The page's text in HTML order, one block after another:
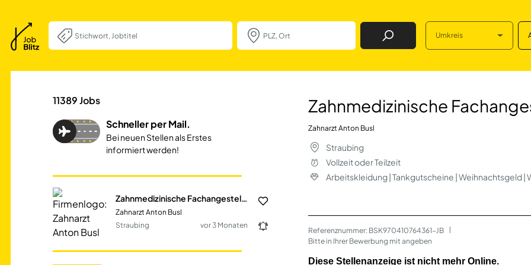
Job Finden Umkreis
Zahnmedizinische
11389Jobs
Schneller per Mail.
Bei neuen Stellen als Erstes
informiert werden!
Zahnmedizinische Fachangestellte (m/w/d)
Zahnarzt Anton Busl
Straubing
vor 3 Monaten
Zahnmedizinische
Zahnarzt Anton Busl
Straubing
Vollzeit oder Teilzeit
Arbeitskleidung | Tankgutscheine | Weihnachtsgeld
Referenznummer: BSK970410764361-JB
Bitte in Ihrer Bewerbung mit angeben